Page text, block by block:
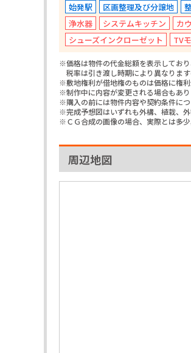
始発駅 区画整理及び分譲地
浄水器
システムキッチン カ
シューズインクローゼット
TV
※価格は物件の代金総額を表示してお
税率は引き渡し時期により異なりま
※敷地権利が借地権のものは価格に権利
※制作中に内容が変更される場合もあ
※購入の前には物件内容や契約条件に
※完成予想図はいずれも外構、植栽、
※ＣＧ合成の画像の場合、実際とは多少
周辺地図